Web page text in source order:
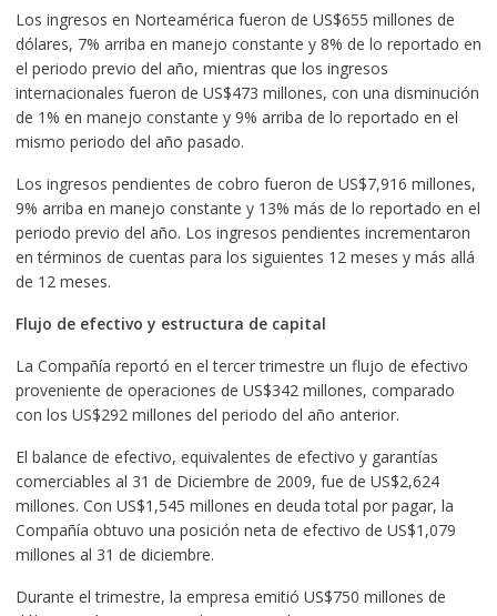
Los ingresos en Norteamérica fueron de US$655 millones de
dólares, 7% arriba en manejo constante y 8% de lo reportado en
el periodo previo del año, mientras que los ingresos
internacionales fueron de US$473 millones, con una disminución
de 1% en manejo constante y 9% arriba de lo reportado en el
mismo periodo del año pasado.
Los ingresos pendientes de cobro fueron de US$7,916 millones,
9% arriba en manejo constante y 13% más de lo reportado en el
periodo previo del año. Los ingresos pendientes incrementaron
en términos de cuentas para los siguientes 12 meses y más allá
de 12 meses.
Flujo de efectivo y estructura de capital
La Compañía reportó en el tercer trimestre un flujo de efectivo
proveniente de operaciones de US$342 millones, comparado
con los US$292 millones del periodo del año anterior.
El balance de efectivo, equivalentes de efectivo y garantías
comerciables al 31 de Diciembre de 2009, fue de US$2,624
millones. Con US$1,545 millones en deuda total por pagar, la
Compañía obtuvo una posición neta de efectivo de US$1,079
millones al 31 de diciembre.
Durante el trimestre, la empresa emitió US$750 millones de